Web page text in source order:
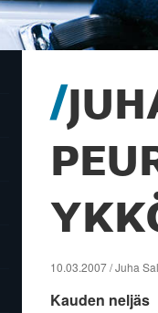
10.03.2007 / Juha
Kauden neljäs